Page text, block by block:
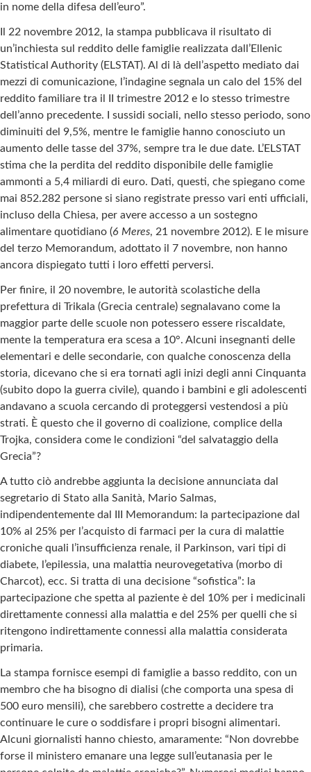
in nome della difesa dell’euro”.
Il 22 novembre 2012, la stampa pubblicava il risultato di
un’inchiesta sul reddito delle famiglie realizzata dall’Ellenic
Statistical Authority (ELSTAT). Al di là dell’aspetto mediato dai
mezzi di comunicazione, l’indagine segnala un calo del 15% del
reddito familiare tra il II trimestre 2012 e lo stesso trimestre
dell’anno precedente. I sussidi sociali, nello stesso periodo, sono
diminuiti del 9,5%, mentre le famiglie hanno conosciuto un
aumento delle tasse del 37%, sempre tra le due date. L’ELSTAT
stima che la perdita del reddito disponibile delle famiglie
ammonti a 5,4 miliardi di euro. Dati, questi, che spiegano come
mai 852.282 persone si siano registrate presso vari enti ufficiali,
incluso della Chiesa, per avere accesso a un sostegno
alimentare quotidiano (6 Meres, 21 novembre 2012). E le misure
del terzo Memorandum, adottato il 7 novembre, non hanno
ancora dispiegato tutti i loro effetti perversi.
Per finire, il 20 novembre, le autorità scolastiche della
prefettura di Trikala (Grecia centrale) segnalavano come la
maggior parte delle scuole non potessero essere riscaldate,
mente la temperatura era scesa a 10°. Alcuni insegnanti delle
elementari e delle secondarie, con qualche conoscenza della
storia, dicevano che si era tornati agli inizi degli anni Cinquanta
(subito dopo la guerra civile), quando i bambini e gli adolescenti
andavano a scuola cercando di proteggersi vestendosi a più
strati. È questo che il governo di coalizione, complice della
Trojka, considera come le condizioni “del salvataggio della
Grecia”?
A tutto ciò andrebbe aggiunta la decisione annunciata dal
segretario di Stato alla Sanità, Mario Salmas,
indipendentemente dal III Memorandum: la partecipazione dal
10% al 25% per l’acquisto di farmaci per la cura di malattie
croniche quali l’insufficienza renale, il Parkinson, vari tipi di
diabete, l’epilessia, una malattia neurovegetativa (morbo di
Charcot), ecc. Si tratta di una decisione “sofistica”: la
partecipazione che spetta al paziente è del 10% per i medicinali
direttamente connessi alla malattia e del 25% per quelli che si
ritengono indirettamente connessi alla malattia considerata
primaria.
La stampa fornisce esempi di famiglie a basso reddito, con un
membro che ha bisogno di dialisi (che comporta una spesa di
500 euro mensili), che sarebbero costrette a decidere tra
continuare le cure o soddisfare i propri bisogni alimentari.
Alcuni giornalisti hanno chiesto, amaramente: “Non dovrebbe
forse il ministero emanare una legge sull’eutanasia per le